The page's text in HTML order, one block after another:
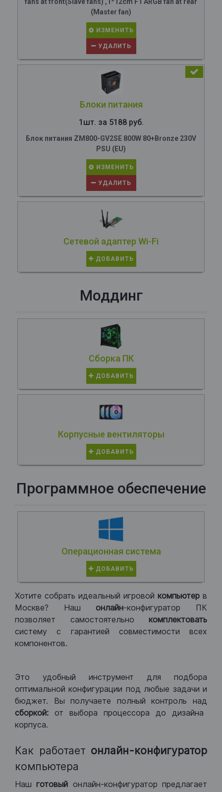
(Master fan)
ИЗМЕНИТЬ
УДАЛИТЬ
Блоки питания
1шт. за 5188 руб.
Блок питания ZM800-GV2SE 800W 80+Bronze 230V
PSU (EU)
ИЗМЕНИТЬ
УДАЛИТЬ
Сетевой адаптер Wi-Fi
ДОБАВИТЬ
Моддинг
Сборка ПК
ДОБАВИТЬ
Корпусные вентиляторы
ДОБАВИТЬ
Программное обеспечение
Операционная система
ДОБАВИТЬ
Хотите собрать идеальный игровой компьютер в
Москве? Нашонлайн-конфигуратор ПК
позволяет самостоятельно комплектовать
систему с гарантией совместимости всех
компонентов.
Это удобный инструмент для подбора
оптимальной конфигурации под любые задачи и
бюджет. Вы получаете полный контроль над
сборкой: от выбора процессора до дизайна
корпуса.
Как работает онлайн-конфигуратор
компьютера
Нашготовый онлайн-конфигуратор предлагает